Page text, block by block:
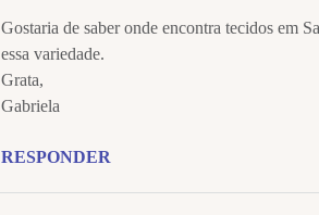
Gostaria de saber onde encontra tecidos em
essa variedade.
Grata,
Gabriela
RESPONDER